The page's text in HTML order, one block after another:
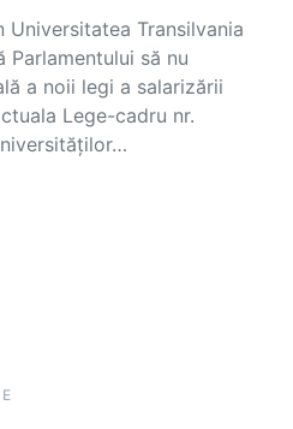
Transilvania
Parlamentului să nu
a noii legi a salarizării
Lege-cadru nr.